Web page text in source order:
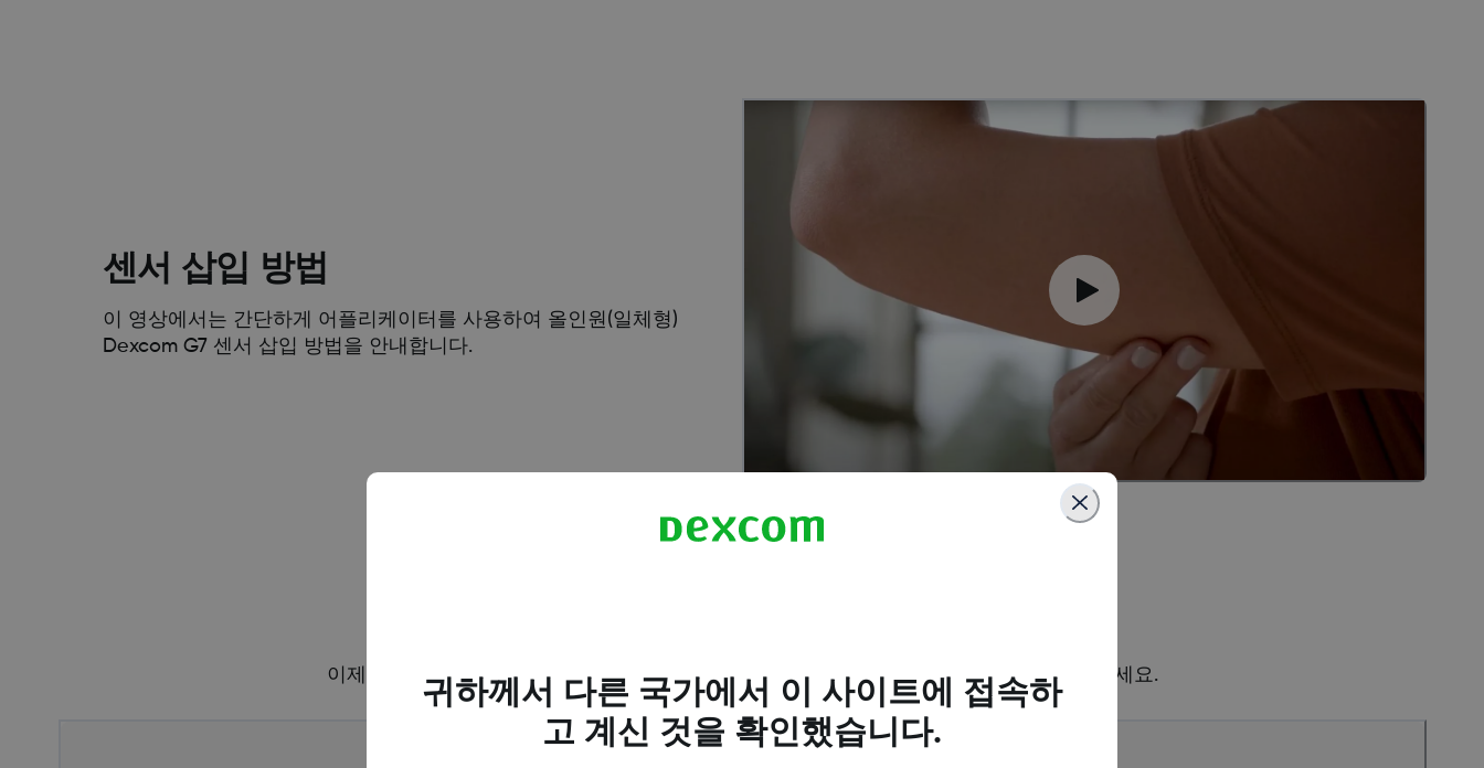
센서 삽입 방법
이 영상에서는 간단하게 어플리케이터를 사용하여 올인원(일체형)
Dexcom G7 센서 삽입 방법을 안내합니다.
이제 첫 번째 센서 세션이 설정되었으므로 Dexcom G7으로 무엇을 할 수 있는지 확인해 보세요.
귀하께서 다른 국가에서 이 사이트에 접속하
고 계신 것을 확인했습니다.